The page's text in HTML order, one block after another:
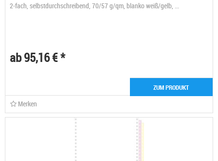
2-fach, selbstdurchschreibend, 70/57 g/qm, blanko weiß/gelb, ...
ab 95,16 € *
ZUM PRODUKT
Merken